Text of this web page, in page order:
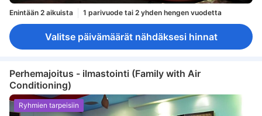
Enintään 2 aikuista 1 parivuode tai 2 yhden hengen vuodetta
Valitse päivämäärät nähdäksesi hinnat
Perhemajoitus - ilmastointi (Family with Air
Conditioning)
Ryhmien tarpeisiin